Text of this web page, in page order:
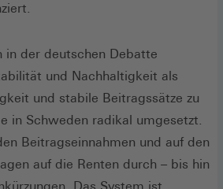
in der deutschen Debatte
und Nachhaltigkeit als
und stabile Beitragssätze zu
in Schweden radikal umgesetzt.
Beitragseinnahmen und auf den
auf die Renten durch – bis hin